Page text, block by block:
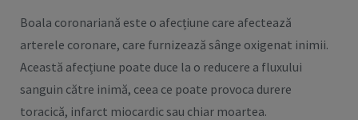
Boala coronariană este o afecțiune care afectează
arterele coronare, care furnizează sânge oxigenat inimii.
Această afecțiune poate duce la o reducere a fluxului
sanguin către inimă, ceea ce poate provoca durere
toracică, infarct miocardic sau chiar moartea.